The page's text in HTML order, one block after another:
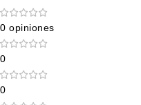
0 opiniones
0
0